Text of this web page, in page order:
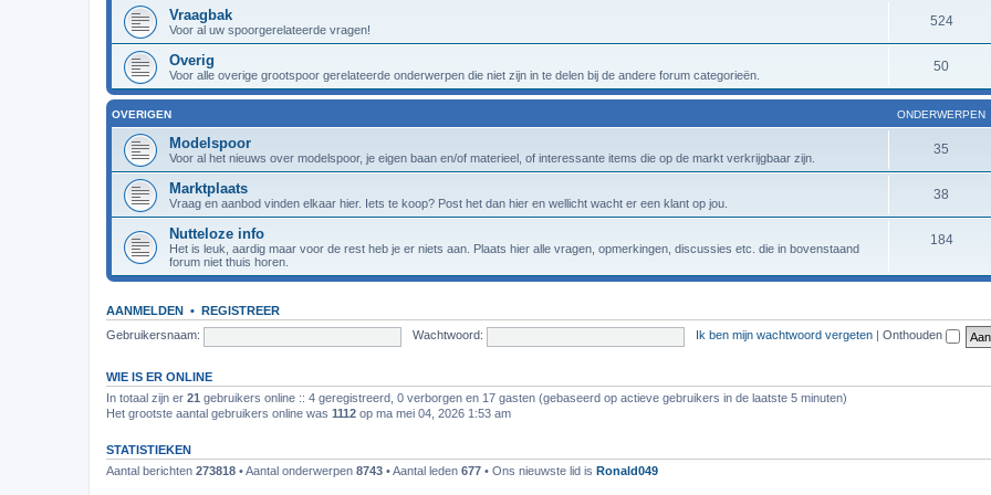
Vraagbak
Voor al uw spoorgerelateerde vragen!
524
Overig
Voor alle overige grootspoor gerelateerde onderwerpen die niet zijn in te delen bij de andere forum categorieën.
50
OVERIGEN ONDERWERPEN
Modelspoor
Voor al het nieuws over modelspoor, je eigen baan en/of materieel, of interessante items die op de markt verkrijgbaar zijn.
35
Marktplaats
Vraag en aanbod vinden elkaar hier. Iets te koop? Post het dan hier en wellicht wacht er een klant op jou.
38
Nutteloze info
Het is leuk, aardig maar voor de rest heb je er niets aan. Plaats hier alle vragen, opmerkingen, discussies etc. die in bovenstaand
forum niet thuis horen.
184
AANMELDEN • REGISTREER
Gebruikersnaam:
Wachtwoord: Ik ben mijn wachtwoord vergeten Onthouden
WIE IS ER ONLINE
In totaal zijn er 21 gebruikers online :: 4 geregistreerd, 0 verborgen en 17 gasten (gebaseerd op actieve gebruikers in de laatste 5 minuten)
Het grootste aantal gebruikers online was 1112 op ma mei 04, 2026 1:53 am
STATISTIEKEN
Aantal berichten 273818 • Aantal onderwerpen 8743 • Aantal leden 677 • Ons nieuwste lid is Ronald049